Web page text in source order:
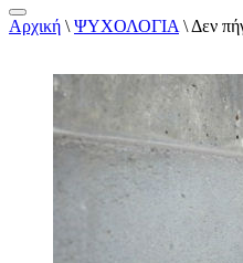
Αλεξάνδρα
Αρχική \ ΨΥΧΟΛΟΓΙΑ \ Δεν